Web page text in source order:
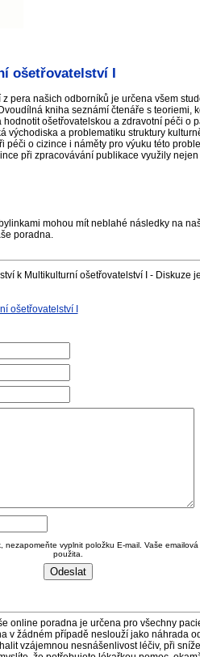
ošetřovatelství I
pera našich odborníků je určena všem
kniha seznámí čtenáře s teoriemi,
ošetřovatelskou a zdravotní péči o
východiska a problematiku struktury
o cizince i náměty pro výuku této
při zpracovávání publikace využily
mohou mít neblahé následky na
poradna.
k Multikulturní ošetřovatelství I - Diskuze
ošetřovatelství I
vyplnit položku E-mail. Vaše
použita.
online poradna je určena pro všechny
v žádném případě neslouží jako náhrada
vzájemnou nesnášenlivost léčiv, při